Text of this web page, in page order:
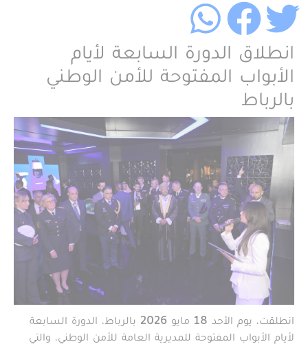
انطلاق الدورة السابعة لأيام
الأبواب المفتوحة للأمن الوطني
بالرباط
انطلقت، يوم الأحد 18 مايو 2026 بالرباط، الدورة السابعة
لأيام الأبواب المفتوحة للمديرية العامة للأمن الوطني، والتي